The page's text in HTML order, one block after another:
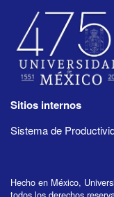
Sitios internos
Sistema de
Hecho en México,